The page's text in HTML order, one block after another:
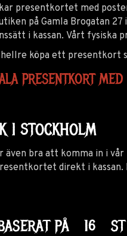
presentkortet med
på Gamla Brogatan
i kassan. Vårt fysiska
köpa ett presentkort
PRESENTKORT
I STOCKHOLM
även bra att komma in i
direkt i kassan.
PÅ 16